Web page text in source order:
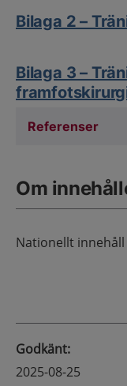
Bilaga 2 –
Bilaga 3 –
Referenser
Om
Nationellt innehåll
Godkänt:
2025-08-25